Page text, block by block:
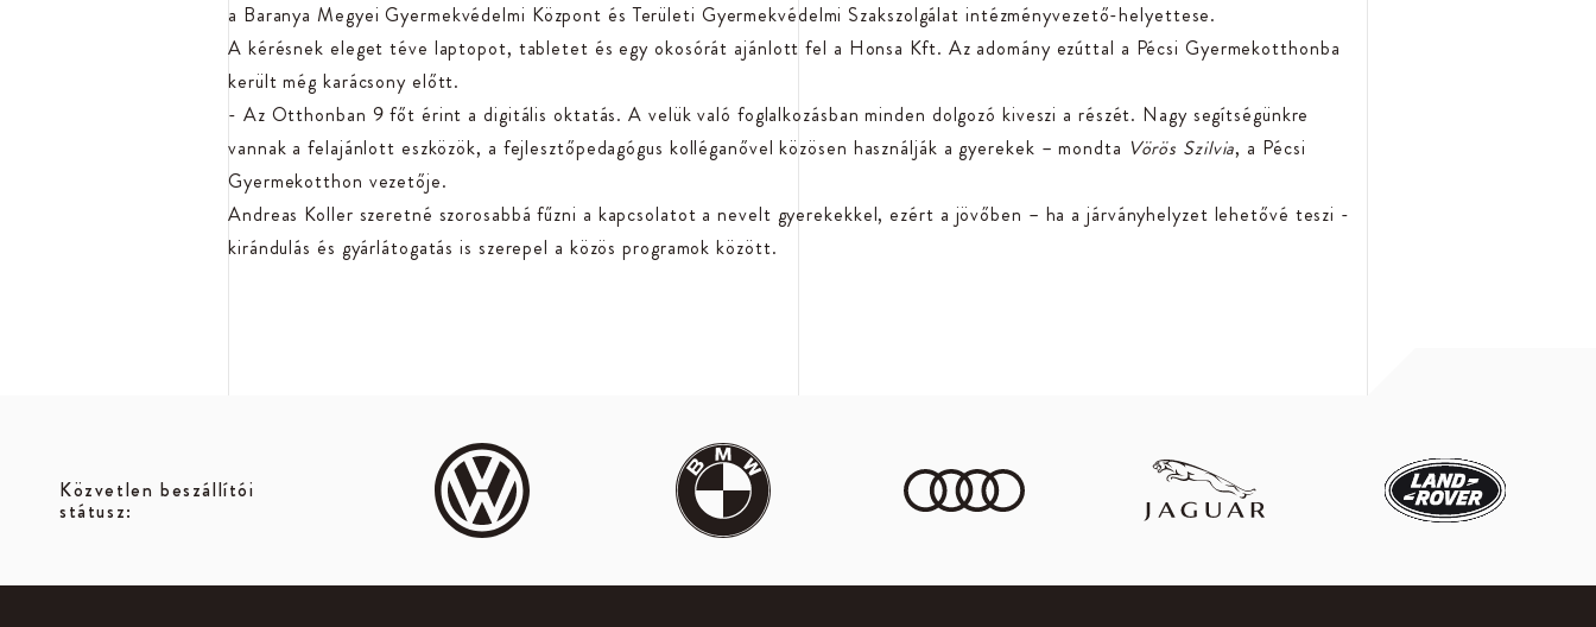
a Baranya Megyei Gyermekvédelmi Központ és Területi Gyermekvédelmi Szakszolgálat intézményvezető-helyettese.
A kérésnek eleget téve laptopot, tabletet és egy okosórát ajánlott fel a Honsa Kft. Az adomány ezúttal a Pécsi Gyermekotthonba
került még karácsony előtt.
- Az Otthonban 9 főt érint a digitális oktatás. A velük való foglalkozásban minden dolgozó kiveszi a részét. Nagy segítségünkre
vannak a felajánlott eszközök, a fejlesztőpedagógus kolléganővel közösen használják a gyerekek – mondta Vörös Szilvia, a Pécsi
Gyermekotthon vezetője.
Andreas Koller szeretné szorosabbá fűzni a kapcsolatot a nevelt gyerekekkel, ezért a jövőben – ha a járványhelyzet lehetővé teszi -
kirándulás és gyárlátogatás is szerepel a közös programok között.
Közvetlen beszállítói
státusz: